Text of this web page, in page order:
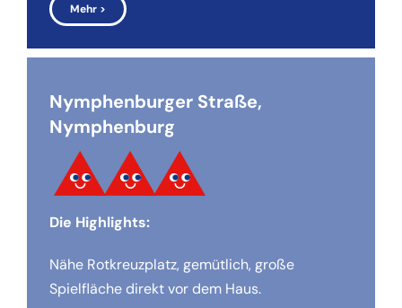
Mehr >
Nymphenburger Straße,
Nymphenburg
Die Highlights:
Nähe Rotkreuzplatz, gemütlich, große
Spielfläche direkt vor dem Haus.